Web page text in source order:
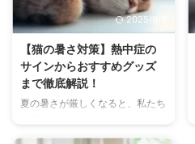
「どの施設が愛犬に合っているか
わからない」という方も多いので
は、大阪府内にある人気のドッグ
ランを厳選し、料金、広さ、利用
条件、設備など、気になる情報を
網羅的に解説します。 さらに、
や、初心者でも安心して利用する
2025/9/9
【猫の暑さ対策】熱中症の
サインからおすすめグッズ
まで徹底解説！
夏の暑さが厳しくなると、私たち
になりますよね。特に猫は汗腺が